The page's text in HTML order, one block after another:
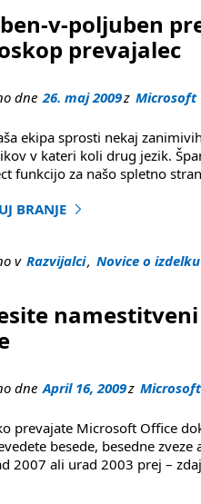
v-poljuben
prevajalec
dne 26. maj 2009z Microsoft
ekipa sprosti nekaj
v kateri koli drug jezik.
funkcijo za našo spletno
BRANJE
v-poljuben prevod ter
v Razvijalci, Novice o izdelku
dne April 16, 2009z
prevajate Microsoft Office
besede, besedne
2007 ali urad 2003 prej –